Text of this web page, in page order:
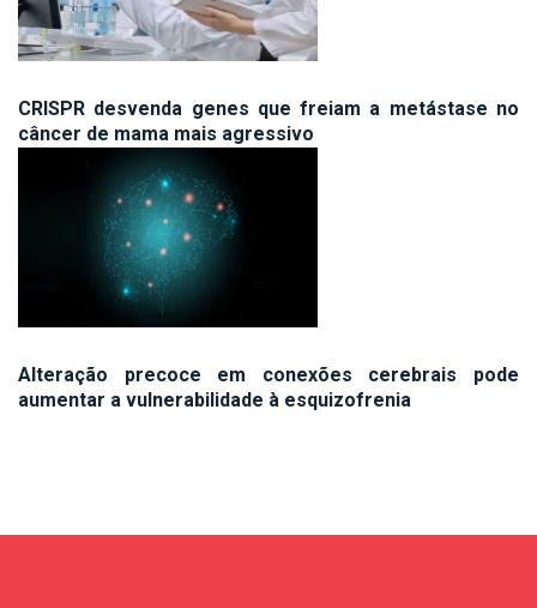
CRISPR desvenda genes que freiam a metástase no
câncer de mama mais agressivo
Alteração precoce em conexões cerebrais pode
aumentar a vulnerabilidade à esquizofrenia